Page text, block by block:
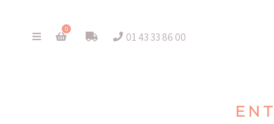
0
01 43 33 86 00